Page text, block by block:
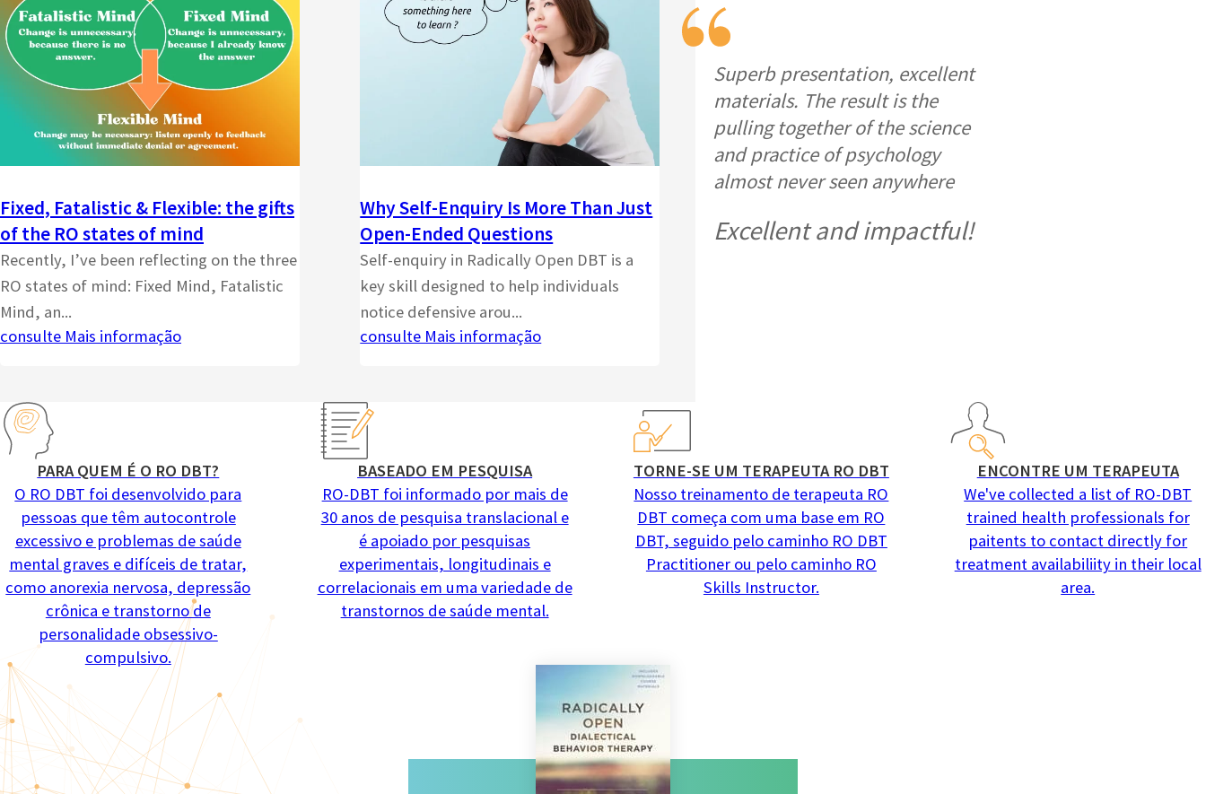
Fixed, Fatalistic & Flexible: the gifts
of the RO states of mind
Recently, I’ve been reflecting on the three
RO states of mind: Fixed Mind, Fatalistic
Mind, an...
consulte Mais informação
Why Self-Enquiry Is More Than Just
Open-Ended Questions
Self-enquiry in Radically Open DBT is a
key skill designed to help individuals
notice defensive arou...
consulte Mais informação
Superb presentation, excellent
materials. The result is the
pulling together of the science
and practice of psychology
almost never seen anywhere
Excellent and impactful!
PARA QUEM É O RO DBT?
O RO DBT foi desenvolvido para
pessoas que têm autocontrole
excessivo e problemas de saúde
mental graves e difíceis de tratar,
como anorexia nervosa, depressão
crônica e transtorno de
personalidade obsessivo-
compulsivo.
BASEADO EM PESQUISA
RO-DBT foi informado por mais de
30 anos de pesquisa translacional e
é apoiado por pesquisas
experimentais, longitudinais e
correlacionais em uma variedade de
transtornos de saúde mental.
TORNE-SE UM TERAPEUTA RO DBT
Nosso treinamento de terapeuta RO
DBT começa com uma base em RO
DBT, seguido pelo caminho RO DBT
Practitioner ou pelo caminho RO
Skills Instructor.
ENCONTRE UM TERAPEUTA
We've collected a list of RO-DBT
trained health professionals for
paitents to contact directly for
treatment availabiliity in their local
area.